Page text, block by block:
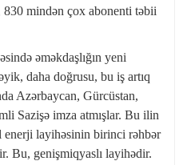
mindən çox abonenti təbii
əməkdaşlığın yeni
daha doğrusu, bu iş artıq
Azərbaycan, Gürcüstan,
Sazişə imza atmışlar. Bu ilin
enerji layihəsinin birinci rəhbər
Bu, genişmiqyaslı layihədir.